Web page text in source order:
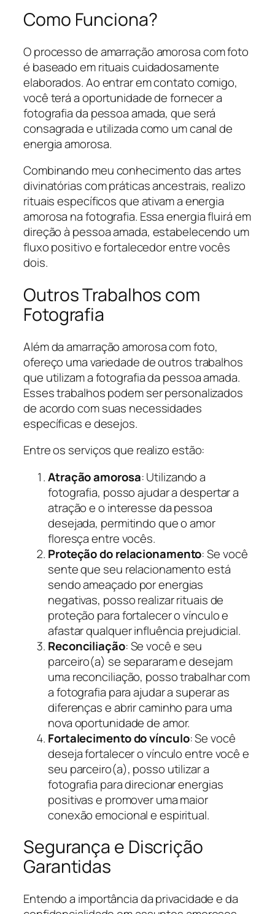
Como Funciona?
O processo de amarração amorosa com foto
é baseado em rituais cuidadosamente
elaborados. Ao entrar em contato comigo,
você terá a oportunidade de fornecer a
fotografia da pessoa amada, que será
consagrada e utilizada como um canal de
energia amorosa.
Combinando meu conhecimento das artes
divinatórias com práticas ancestrais, realizo
rituais específicos que ativam a energia
amorosa na fotografia. Essa energia fluirá em
direção à pessoa amada, estabelecendo um
fluxo positivo e fortalecedor entre vocês
dois.
Outros Trabalhos com
Fotografia
Além da amarração amorosa com foto,
ofereço uma variedade de outros trabalhos
que utilizam a fotografia da pessoa amada.
Esses trabalhos podem ser personalizados
de acordo com suas necessidades
específicas e desejos.
Entre os serviços que realizo estão:
Atração amorosa: Utilizando a
fotografia, posso ajudar a despertar a
atração e o interesse da pessoa
desejada, permitindo que o amor
floresça entre vocês.
Proteção do relacionamento: Se você
sente que seu relacionamento está
sendo ameaçado por energias
negativas, posso realizar rituais de
proteção para fortalecer o vínculo e
afastar qualquer influência prejudicial.
Reconciliação: Se você e seu
parceiro(a) se separaram e desejam
uma reconciliação, posso trabalhar com
a fotografia para ajudar a superar as
diferenças e abrir caminho para uma
nova oportunidade de amor.
Fortalecimento do vínculo: Se você
deseja fortalecer o vínculo entre você e
seu parceiro(a), posso utilizar a
fotografia para direcionar energias
positivas e promover uma maior
conexão emocional e espiritual.
Segurança e Discrição
Garantidas
Entendo a importância da privacidade e da